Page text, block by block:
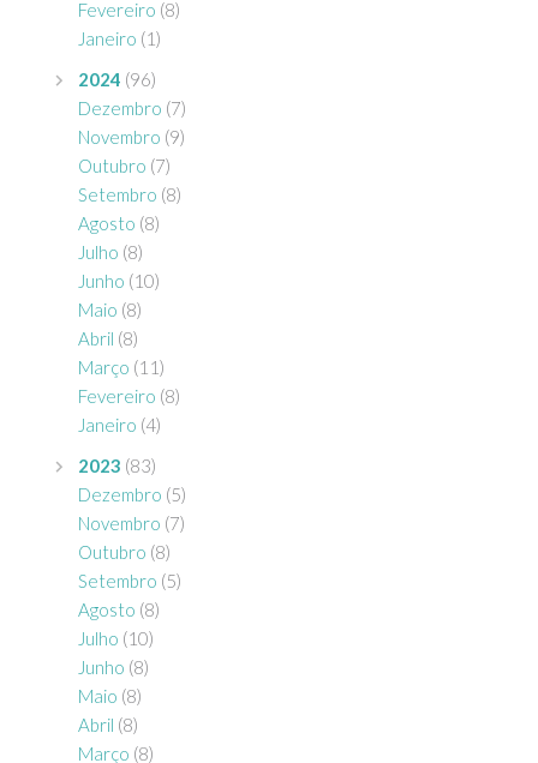
Fevereiro (8)
Janeiro (1)
2024 (96)
Dezembro (7)
Novembro (9)
Outubro (7)
Setembro (8)
Agosto (8)
Julho (8)
Junho (10)
Maio (8)
Abril (8)
Março (11)
Fevereiro (8)
Janeiro (4)
2023 (83)
Dezembro (5)
Novembro (7)
Outubro (8)
Setembro (5)
Agosto (8)
Julho (10)
Junho (8)
Maio (8)
Abril (8)
Março (8)